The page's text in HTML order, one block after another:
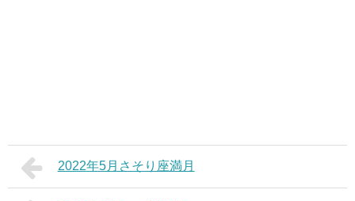
2022年5月さそり座満月